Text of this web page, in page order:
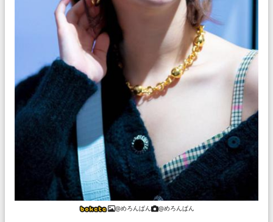
@めろんぱん @めろんぱん